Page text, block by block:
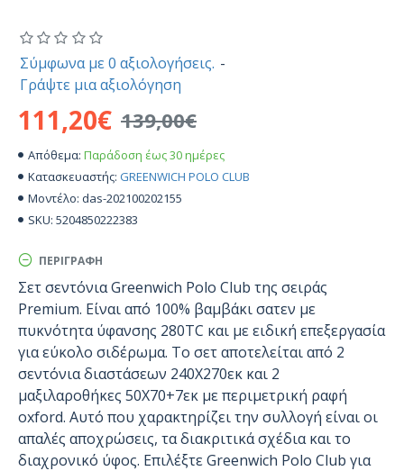
Απόθεμα: Παράδοση έως 30 ημέρες
Κατασκευαστής: GREENWICH POLO CLUB
Μοντέλο: das-202100202155
SKU: 5204850222383
Σύμφωνα με 0 αξιολογήσεις. -
Γράψτε μια αξιολόγηση
111,20€ 139,00€
ΠΕΡΙΓΡΑΦΉ
Σετ σεντόνια Greenwich Polo Club της σειράς
Premium. Είναι από 100% βαμβάκι σατεν με
πυκνότητα ύφανσης 280TC και με ειδική επεξεργασία
για εύκολο σιδέρωμα. Το σετ αποτελείται από 2
σεντόνια διαστάσεων 240Χ270εκ και 2
μαξιλαροθήκες 50Χ70+7εκ με περιμετρική ραφή
oxford. Αυτό που χαρακτηρίζει την συλλογή είναι οι
απαλές αποχρώσεις, τα διακριτικά σχέδια και το
διαχρονικό ύφος. Επιλέξτε Greenwich Polo Club για